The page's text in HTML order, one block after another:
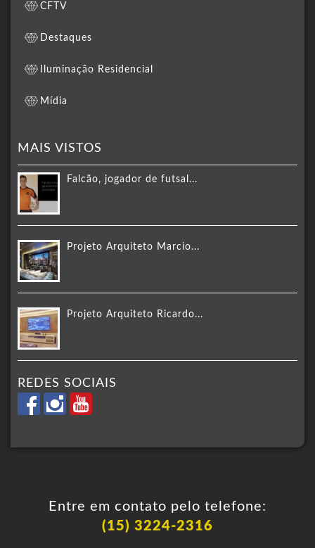
CFTV
Destaques
Iluminação Residencial
Mídia
MAIS VISTOS
Falcão, jogador de futsal...
Projeto Arquiteto Marcio...
Projeto Arquiteto Ricardo...
REDES SOCIAIS
Entre em contato pelo telefone:
(15) 3224-2316